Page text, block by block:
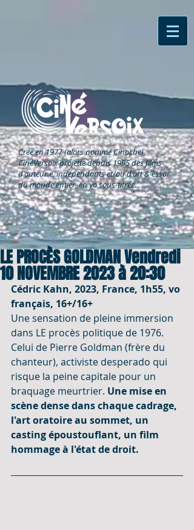
Créé en 1977 (alors nommé Cinoche),
CinéVersoixprojette depuis 1995 des films
d'auteur.e, indépendants et/ou d'art & essai
du monde entier, en vo sous-titrée.
LE PROCÈS GOLDMAN Vendredi
10 NOVEMBRE 2023 à 20:30
Cédric Kahn, 2023, France, 1h55, vo
français, 16+/16+
Une sensation de pleine immersion
dans LE procès politique de 1976.
Celui de Pierre Goldman (frère du
chanteur), activiste desperado qui
risque la peine capitale pour un
braquage meurtrier. Une mise en
scène dense dans chaque cadrage,
l'art oratoire au sommet, un
casting époustouflant, un film
hommage à l'état de droit.